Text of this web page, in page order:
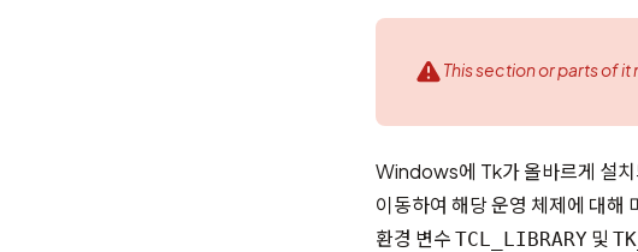
This section or parts of
Windows에 Tk가 올바르게 설
이동하여 해당 운영 체제에 대해
환경 변수 TCL_LIBRARY 및